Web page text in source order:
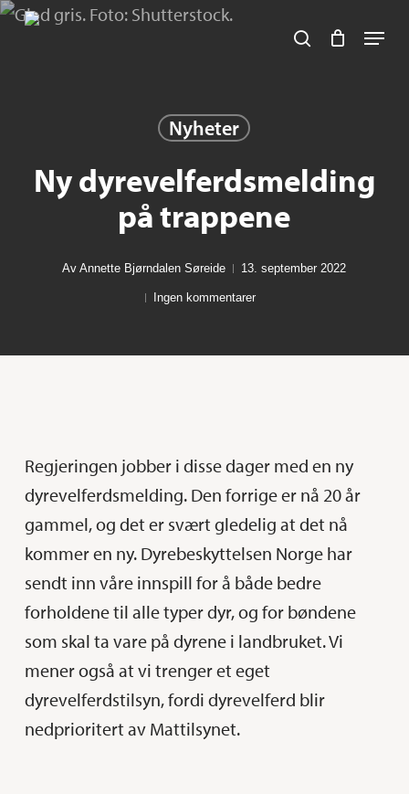
Skip
Her kan du søke :)
search
Nyheter
Ny dyrevelferdsmelding
på trappene
Av Annette Bjørndalen Søreide 13. september 2022
Ingen kommentarer
Regjeringen jobber i disse dager med en ny
dyrevelferdsmelding. Den forrige er nå 20 år
gammel, og det er svært gledelig at det nå
kommer en ny. Dyrebeskyttelsen Norge har
sendt inn våre innspill for å både bedre
forholdene til alle typer dyr, og for bøndene
som skal ta vare på dyrene i landbruket. Vi
mener også at vi trenger et eget
dyrevelferdstilsyn, fordi dyrevelferd blir
nedprioritert av Mattilsynet.